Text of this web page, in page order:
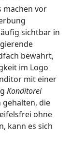
machen vor
sichtbar in
bewährt,
im Logo
mit einer
Konditorei
gehalten, die
ohne
kann es sich